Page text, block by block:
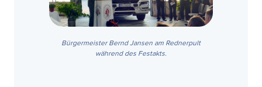
Bürgermeister Bernd Jansen am Rednerpult
während des Festakts.